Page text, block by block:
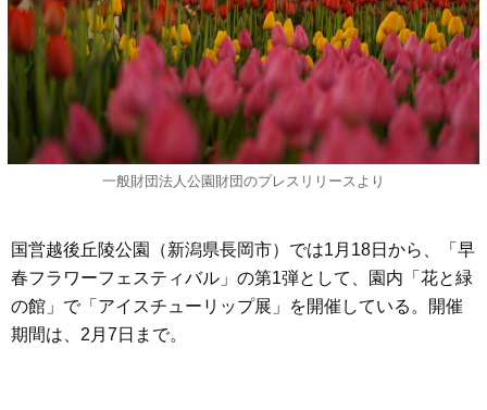
一般財団法人公園財団のプレスリリースより
国営越後丘陵公園（新潟県長岡市）では1月18日から、「早
春フラワーフェスティバル」の第1弾として、園内「花と緑
の館」で「アイスチューリップ展」を開催している。開催
期間は、2月7日まで。